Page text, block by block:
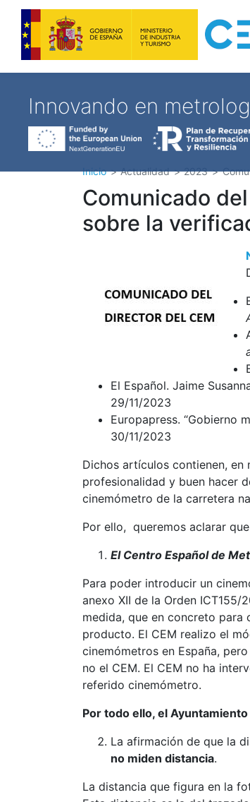
Innovando en
Inicio Actualidad 2023
Comunicado
sobre la
El Español. Jaime
29/11/2023
Europapress. “Gobierno
30/11/2023
Dichos artículos contienen, en
profesionalidad y buen hacer
cinemómetro de la carretera
Por ello, queremos aclarar
El Centro Español de
Para poder introducir un
anexo XII de la Orden
medida, que en concreto para
producto. El CEM realizo el
cinemómetros en España,
no el CEM. El CEM no ha
referido cinemómetro.
Por todo ello, el
La afirmación de que la
no miden distancia.
La distancia que figura en la